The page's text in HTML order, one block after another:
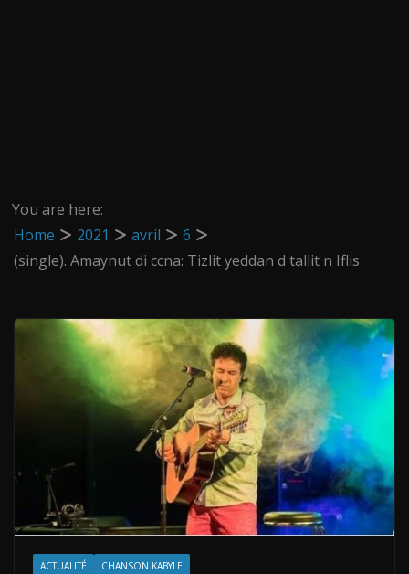
You are here:
Home
2021 avril
6
(single). Amaynut di ccna: Tizlit yeddan d tallit n Iflis
ACTUALITÉ CHANSON KABYLE